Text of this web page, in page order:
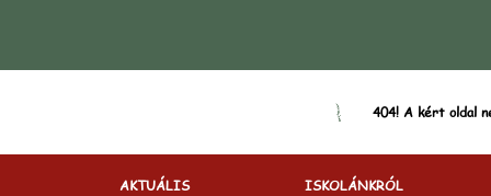
404! A kért oldal
AKTUÁLIS ISKOLÁNKRÓL